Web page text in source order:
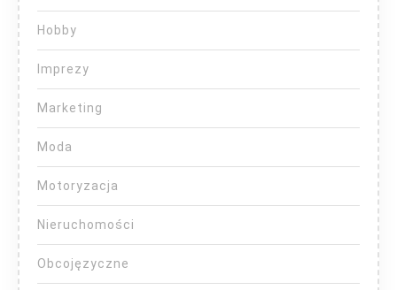
Hobby
Imprezy
Marketing
Moda
Motoryzacja
Nieruchomości
Obcojęzyczne